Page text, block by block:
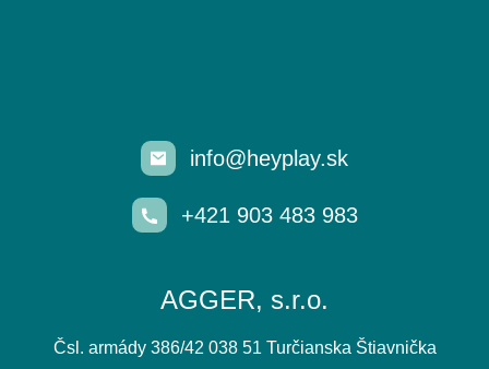
info@heyplay.sk
+421 903 483 983
AGGER, s.r.o.
Čsl. armády 386/42 038 51 Turčianska Štiavnička